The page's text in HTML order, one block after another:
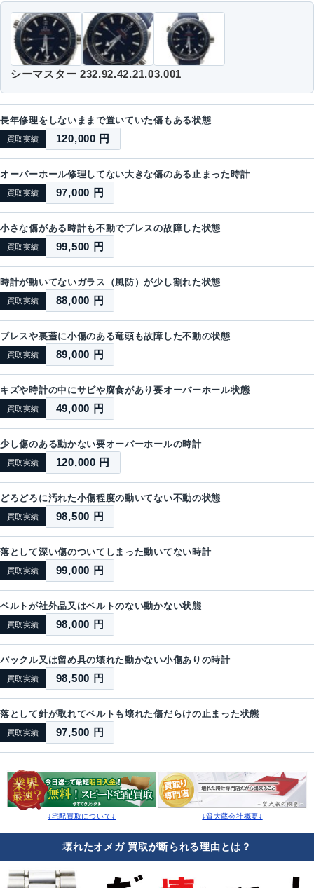
シーマスター 232.92.42.21.03.001
長年修理をしないままで置いていた傷もある状態
買取実績 120,000 円
オーバーホール修理してない大きな傷のある止まった時計
買取実績 97,000 円
小さな傷がある時計も不動でブレスの故障した状態
買取実績 99,500 円
時計が動いてないガラス（風防）が少し割れた状態
買取実績 88,000 円
ブレスや裏蓋に小傷のある竜頭も故障した不動の状態
買取実績 89,000 円
キズや時計の中にサビや腐食があり要オーバーホール状態
買取実績 49,000 円
少し傷のある動かない要オーバーホールの時計
買取実績 120,000 円
どろどろに汚れた小傷程度の動いてない不動の状態
買取実績 98,500 円
落として深い傷のついてしまった動いてない時計
買取実績 99,000 円
ベルトが社外品又はベルトのない動かない状態
買取実績 98,000 円
バックル又は留め具の壊れた動かない小傷ありの時計
買取実績 98,500 円
落として針が取れてベルトも壊れた傷だらけの止まった状態
買取実績 97,500 円
↓宅配買取について↓ ↓質大蔵会社概要↓
壊れたオメガ 買取が断られる理由とは？